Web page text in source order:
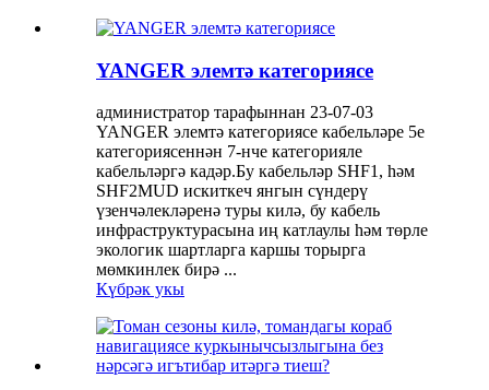
YANGER элемтә категориясе
администратор тарафыннан 23-07-03
YANGER элемтә категориясе кабельләре 5e
категориясеннән 7-нче категорияле
кабельләргә кадәр.Бу кабельләр SHF1, һәм
SHF2MUD искиткеч янгын сүндерү
үзенчәлекләренә туры килә, бу кабель
инфраструктурасына иң катлаулы һәм төрле
экологик шартларга каршы торырга
мөмкинлек бирә ...
Күбрәк укы